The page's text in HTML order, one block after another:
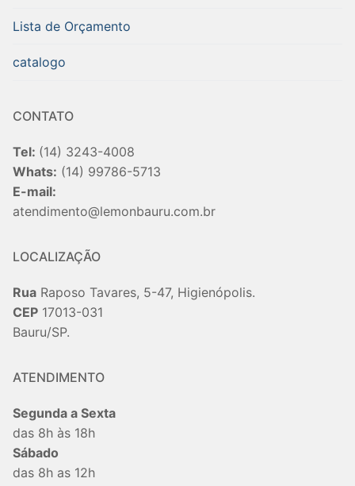
Lista de Orçamento
catalogo
CONTATO
Tel: (14) 3243-4008
Whats: (14) 99786-5713
E-mail:
atendimento@lemonbauru.com.br
LOCALIZAÇÃO
Rua Raposo Tavares, 5-47, Higienópolis.
CEP 17013-031
Bauru/SP.
ATENDIMENTO
Segunda a Sexta
das 8h às 18h
Sábado
das 8h as 12h